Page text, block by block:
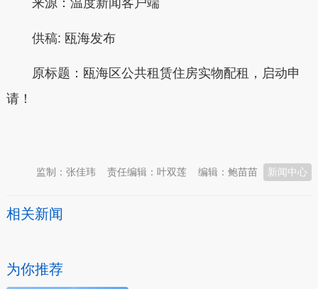
来源：温度新闻客户端
供稿: 瓯海发布
原标题： 瓯海区公共租赁住房实物配租，启动申
请！
新闻中心
编辑：鲍苗苗
责任编辑：叶双莲
监制：张佳玮
相关新闻
为你推荐